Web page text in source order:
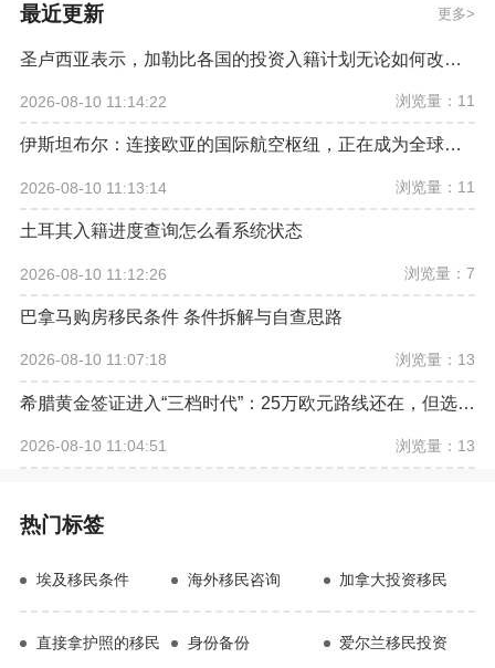
最近更新 更多
圣卢西亚表示，加勒比各国的投资入籍计划无论如何改革，欧盟都希望将其彻底取缔
2026-08-10 11:14:22 浏览量：11
伊斯坦布尔：连接欧亚的国际航空枢纽，正在成为全球资产配置新坐标
2026-08-10 11:13:14 浏览量：11
土耳其入籍进度查询怎么看系统状态
2026-08-10 11:12:26 浏览量：7
巴拿马购房移民条件 条件拆解与自查思路
2026-08-10 11:07:18 浏览量：13
希腊黄金签证进入“三档时代”：25万欧元路线还在，但选房逻辑已经改变
2026-08-10 11:04:51 浏览量：13
热门标签
埃及移民条件 海外移民咨询 加拿大投资移民
直接拿护照的移民 身份备份 爱尔兰移民投资